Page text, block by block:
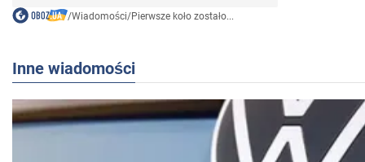
/Wiadomości/Pierwsze koło zostało...
Inne wiadomości